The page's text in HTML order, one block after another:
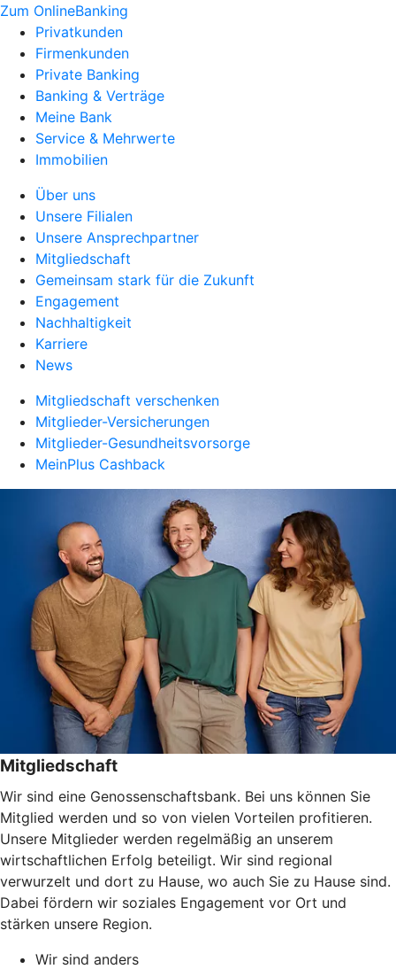
Zum OnlineBanking
Privatkunden
Firmenkunden
Private Banking
Banking & Verträge
Meine Bank
Service & Mehrwerte
Immobilien
Über uns
Unsere Filialen
Unsere Ansprechpartner
Mitgliedschaft
Gemeinsam stark für die Zukunft
Engagement
Nachhaltigkeit
Karriere
News
Mitgliedschaft verschenken
Mitglieder-Versicherungen
Mitglieder-Gesundheitsvorsorge
MeinPlus Cashback
Mitgliedschaft
Wir sind eine Genossenschaftsbank. Bei uns können Sie
Mitglied werden und so von vielen Vorteilen profitieren.
Unsere Mitglieder werden regelmäßig an unserem
wirtschaftlichen Erfolg beteiligt. Wir sind regional
verwurzelt und dort zu Hause, wo auch Sie zu Hause sind.
Dabei fördern wir soziales Engagement vor Ort und
stärken unsere Region.
Wir sind anders